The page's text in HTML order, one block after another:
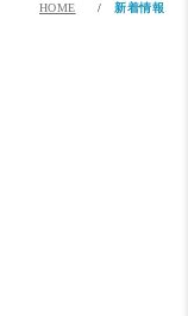
HOME 新着情報